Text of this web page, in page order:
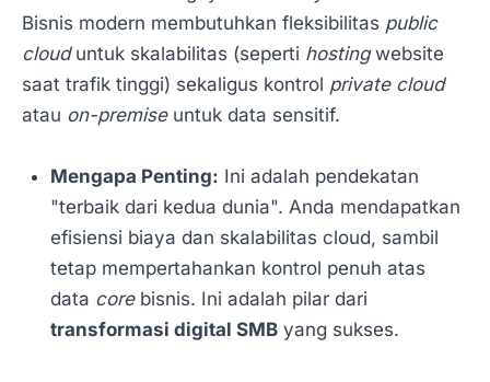
Bisnis modern membutuhkan fleksibilitas public
clouduntuk skalabilitas (seperti hostingwebsite
saat trafik tinggi) sekaligus kontrol private cloud
atau on-premiseuntuk data sensitif.
Mengapa Penting: Ini adalah pendekatan
"terbaik dari kedua dunia". Anda mendapatkan
efisiensi biaya dan skalabilitas cloud, sambil
tetap mempertahankan kontrol penuh atas
data corebisnis. Ini adalah pilar dari
transformasi digital SMByang sukses.